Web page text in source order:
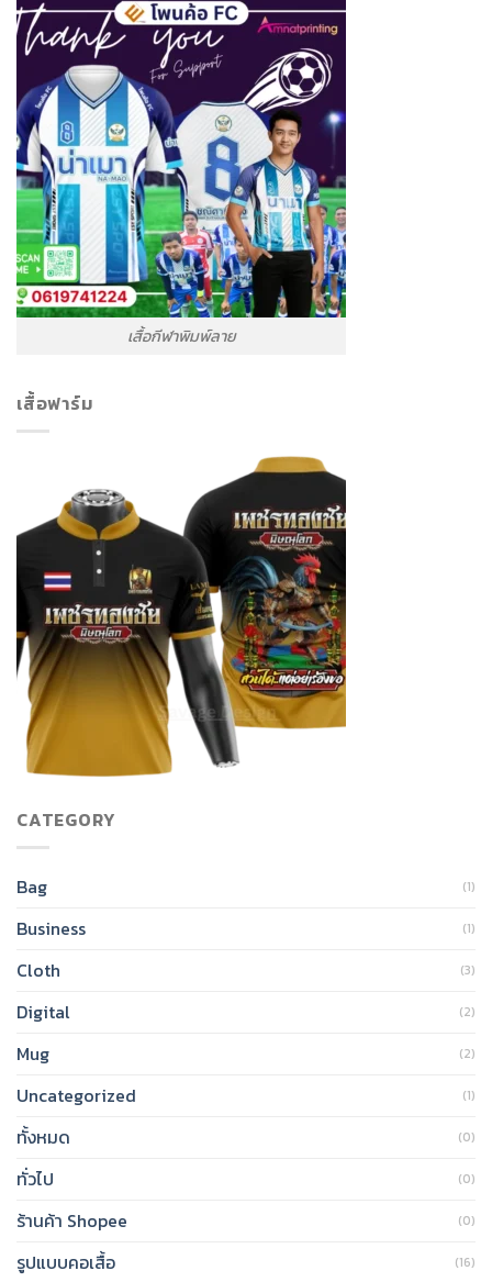
เสื้อกีฬาพิมพ์ลาย
เสื้อฟาร์ม
CATEGORY
Bag (1)
Business (1)
Cloth (3)
Digital (2)
Mug (2)
Uncategorized (1)
ทั้งหมด (0)
ทั่วไป (0)
ร้านค้า Shopee (0)
รูปแบบคอเสื้อ (16)